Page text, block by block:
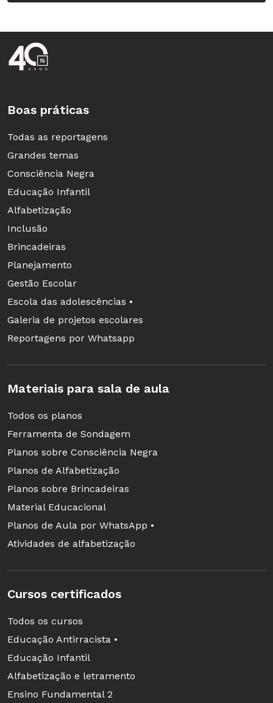
Rodapé da Nova Escola
Boas práticas
Todas as reportagens
Grandes temas
Consciência Negra
Educação Infantil
Alfabetização
Inclusão
Brincadeiras
Planejamento
Gestão Escolar
Escola das adolescências •
Galeria de projetos escolares
Reportagens por Whatsapp
Materiais para sala de aula
Todos os planos
Ferramenta de Sondagem
Planos sobre Consciência Negra
Planos de Alfabetização
Planos sobre Brincadeiras
Material Educacional
Planos de Aula por WhatsApp •
Atividades de alfabetização
Cursos certificados
Todos os cursos
Educação Antirracista •
Educação Infantil
Alfabetização e letramento
Ensino Fundamental 2